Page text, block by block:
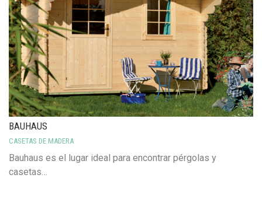
BAUHAUS
CASETAS DE MADERA
Bauhaus es el lugar ideal para encontrar pérgolas y
casetas…